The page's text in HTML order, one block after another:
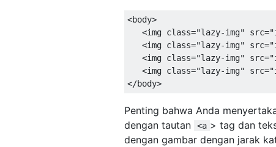
<body>
<img class="lazy-img" src=
<img class="lazy-img" src=
<img class="lazy-img" src=
<img class="lazy-img" src=
</body>
Penting bahwa Anda
dengan tautan
<a > tag dan
dengan gambar dengan jarak